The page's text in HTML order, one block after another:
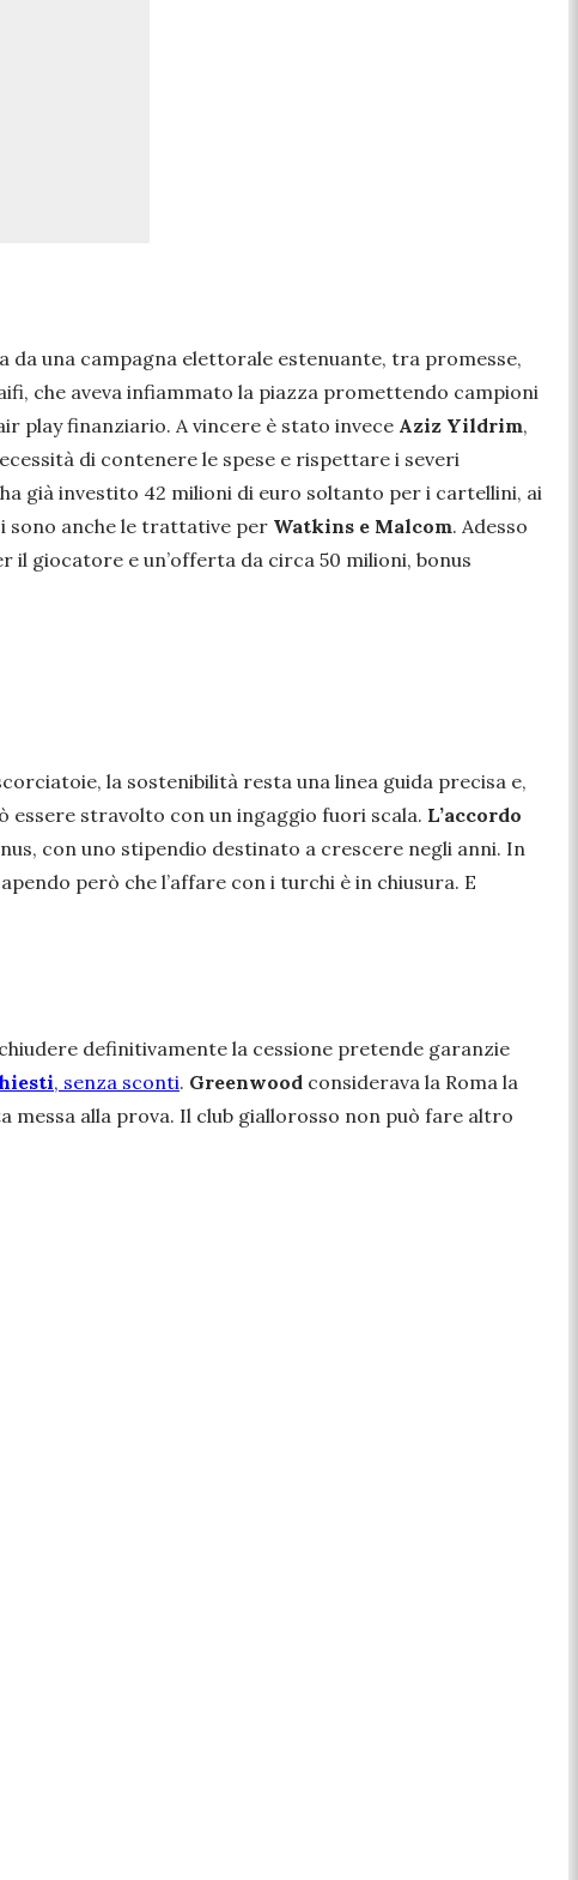
da una campagna elettorale estenuante, tra promesse,
che aveva infiammato la piazza promettendo campioni
play finanziario. A vincere è stato invece Aziz Yildrim,
di contenere le spese e rispettare i severi
già investito 42 milioni di euro soltanto per i cartellini, ai
sono anche le trattative per Watkins e Malcom. Adesso
giocatore e un’offerta da circa 50 milioni, bonus
la sostenibilità resta una linea guida precisa e,
stravolto con un ingaggio fuori scala. L’accordo
con uno stipendio destinato a crescere negli anni. In
però che l’affare con i turchi è in chiusura. E
definitivamente la cessione pretende garanzie
, senza sconti. Greenwood considerava la Roma la
messa alla prova. Il club giallorosso non può fare altro